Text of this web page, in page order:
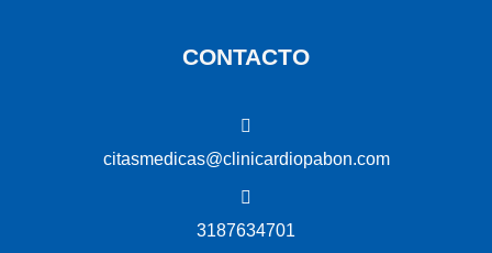
CONTACTO
citasmedicas@clinicardiopabon.com
3187634701